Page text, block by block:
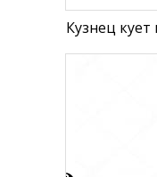
Кузнец